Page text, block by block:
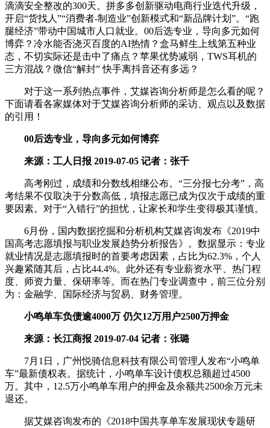
滴滴安全整改的300天。拼多多创新驱动电商行业迭代升级，
开启“货找人”“消费者-制造业”创新模式和“新品牌计划”。“跑
腿经济”带动中国城市人口就业。00后选专业，导向多元如何
博弈？冷水能否浇灭百度的AI热情？盒马鲜生上线第五种业
态，不切实际还是击中了痛点？苹果优势减弱，TWS耳机的
三方混战？微信“解封” 快手离抖音还有多远？
对于这一系列热点事件，艾媒咨询分析师是怎么看的呢？
下面请看各家媒体对于艾媒咨询分析师的采访、观点以及数据
的引用！
00后选专业，导向多元如何博弈
来源：工人日报 2019-07-05 记者：张千
高考刚过，成绩和分数线相继公布。“三分报七分考”，高
考结果不仅取决于分数高低，填报志愿已成为仅次于成绩的重
要因素。对于“入错行”的担忧，让家长和学生变得极其谨慎。
6月份，国内数据挖掘和分析机构艾媒咨询发布《2019中
国高考志愿填报与职业发展趋势分析报告》。数据显示：专业
就业情况是志愿填报时的首要考虑因素，占比为62.3%，个人
兴趣紧随其后，占比44.4%。此外还有专业薪资水平、热门程
度、师资力量、保研率等。而在热门专业调查中，前三位分别
为：金融学、国际经济与贸易、财务管理。
小鸣单车负债逾4000万 仍欠12万用户2500万押金
来源：长江商报 2019-07-04 记者：张璐
7月1日，广州悦骑信息科技有限公司管理人发布“小鸣单
车”最新债权表。据统计，小鸣单车设计债权总额超过4500
万。其中，12.5万小鸣单车用户的押金及余额共2500余万元未
退还。
据艾媒咨询发布的《2018中国共享单车发展现状专题研